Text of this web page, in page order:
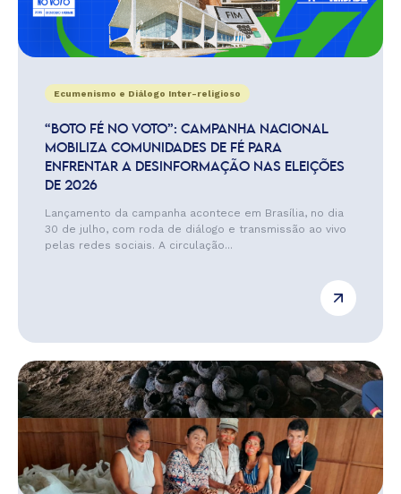
Ecumenismo e Diálogo Inter-religioso
“BOTO FÉ NO VOTO”: CAMPANHA NACIONAL
MOBILIZA COMUNIDADES DE FÉ PARA
ENFRENTAR A DESINFORMAÇÃO NAS ELEIÇÕES
DE 2026
Lançamento da campanha acontece em Brasília, no dia
30 de julho, com roda de diálogo e transmissão ao vivo
pelas redes sociais. A circulação...